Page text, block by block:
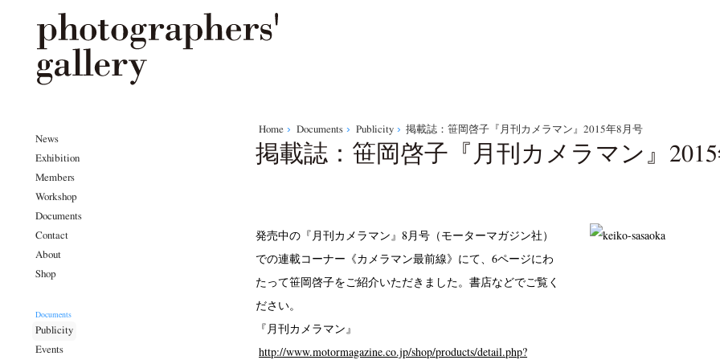
News
Exhibition
Members
Workshop
Documents
Contact
About
Shop
Documents
Publicity
Events
Home Documents Publicity 掲載誌：笹岡啓子『月刊カメラマン』2015年8月号
掲載誌：笹岡啓子『月刊カメラマン』
発売中の『月刊カメラマン』8月号（モーターマガジン社）
での連載コーナー《カメラマン最前線》にて、6ページにわ
たって笹岡啓子をご紹介いただきました。書店などでご覧く
ださい。
『月刊カメラマン』
http://www.motormagazine.co.jp/shop/products/detail.php?